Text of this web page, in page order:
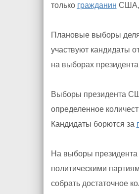
только гражданин США,
Плановые выборы
участвуют кандидаты
на выборах
Выборы президента
определенное
Кандидаты борются за
На выборы
политическими
собрать достаточное